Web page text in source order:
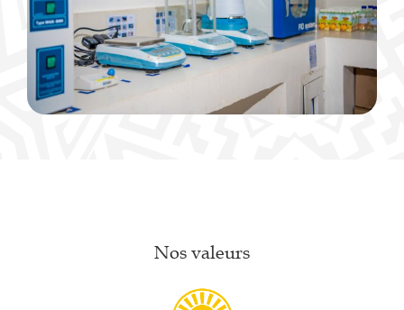
Nos valeurs